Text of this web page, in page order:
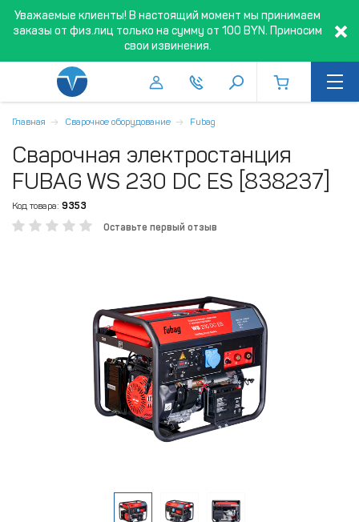
Уважаемые клиенты! В настоящий момент мы принимаем
заказы от физ.лиц только на сумму от 100 BYN. Приносим
свои извинения.
Главная Сварочное оборудование Fubag
Сварочная электростанция
FUBAG WS 230 DC ES [838237]
Код товара: 9353
Оставьте первый отзыв